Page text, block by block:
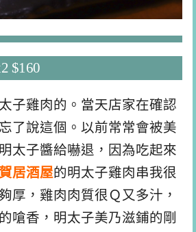
$160
子雞肉的。當天店家在確認
了說這個。以前常常會被美
太子醬給嚇退，因為吃起來
居酒屋的明太子雞肉串我很
厚，雞肉肉質很Ｑ又多汁，
嗆香，明太子美乃滋鋪的剛